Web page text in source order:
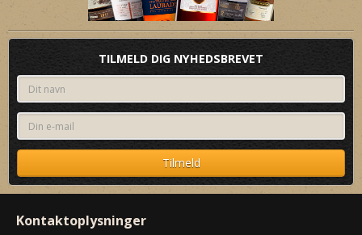
TILMELD DIG NYHEDSBREVET
Kontaktoplysninger